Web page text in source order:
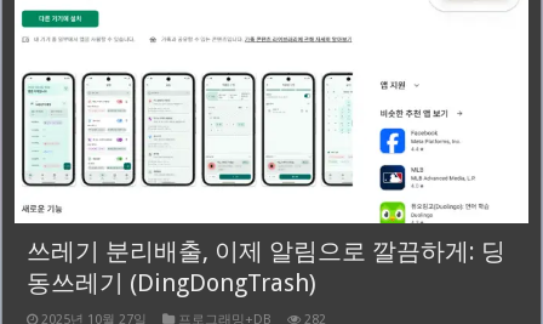
쓰레기 분리배출, 이제 알림으로 깔끔하게: 딩
동쓰레기 (DingDongTrash)
2025년 10월 27일 프로그래밍+DB 282